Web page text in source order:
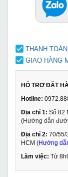
THANH
GIAO HÀNG
HỖ TRỢ ĐẶT
Hotline:
Địa chỉ 1: Số 82
(Hướng dẫn
Địa chỉ 2: 70/55/
HCM (Hướng
Làm việc: Từ